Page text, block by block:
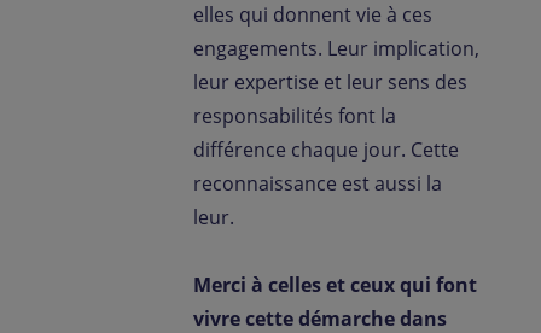
elles qui donnent vie à ces
engagements. Leur implication,
leur expertise et leur sens des
responsabilités font la
différence chaque jour. Cette
reconnaissance est aussi la
leur.
Merci à celles et ceux qui font
vivre cette démarche dans